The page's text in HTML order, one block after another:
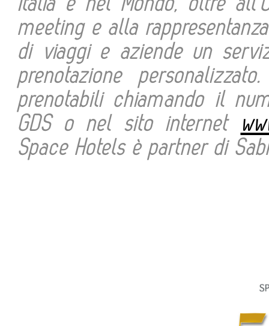
meeting e alla
di viaggi e aziende un
prenotazione
prenotabili chiamando il
GDS o nel sito internet
Space Hotels è partner di